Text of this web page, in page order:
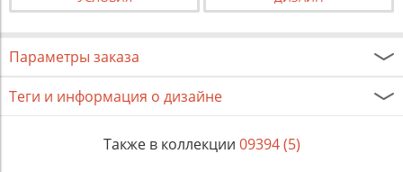
Параметры заказа
Теги и информация о дизайне
Также в коллекции 09394 (5)